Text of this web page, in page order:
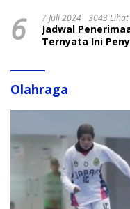
6 7 Juli 2024 3043 Lihat
Jadwal
Ternyata Ini
Olahraga